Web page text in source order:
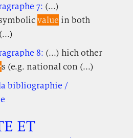
7: (...)
value in both
8: (...) hich other
s (e.g. national con (...)
bibliographie /
ET